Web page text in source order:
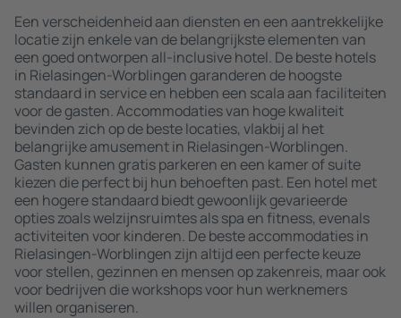
Een verscheidenheid aan diensten en een aantrekkelijke
locatie zijn enkele van de belangrijkste elementen van
een goed ontworpen all-inclusive hotel. De beste hotels
in Rielasingen-Worblingen garanderen de hoogste
standaard in service en hebben een scala aan faciliteiten
voor de gasten. Accommodaties van hoge kwaliteit
bevinden zich op de beste locaties, vlakbij al het
belangrijke amusement in Rielasingen-Worblingen.
Gasten kunnen gratis parkeren en een kamer of suite
kiezen die perfect bij hun behoeften past. Een hotel met
een hogere standaard biedt gewoonlijk gevarieerde
opties zoals welzijnsruimtes als spa en fitness, evenals
activiteiten voor kinderen. De beste accommodaties in
Rielasingen-Worblingen zijn altijd een perfecte keuze
voor stellen, gezinnen en mensen op zakenreis, maar ook
voor bedrijven die workshops voor hun werknemers
willen organiseren.